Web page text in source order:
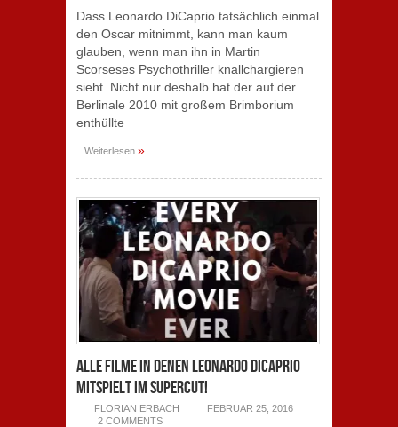
Dass Leonardo DiCaprio tatsächlich einmal
den Oscar mitnimmt, kann man kaum
glauben, wenn man ihn in Martin
Scorseses Psychothriller knallchargieren
sieht. Nicht nur deshalb hat der auf der
Berlinale 2010 mit großem Brimborium
enthüllte
Weiterlesen »
Alle Filme in denen Leonardo DiCaprio
mitspielt im Supercut!
FLORIAN ERBACH
FEBRUAR 25, 2016
2 COMMENTS